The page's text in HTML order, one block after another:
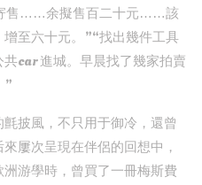
售……余擬售百二十元……該
至六十元。”“找出幾件工具
car 進城。早晨找了幾家拍賣
”
披風，不只用于御冷，還曾
屢次呈現在伴侶的回想中，
游學時，曾買了一冊梅斯費